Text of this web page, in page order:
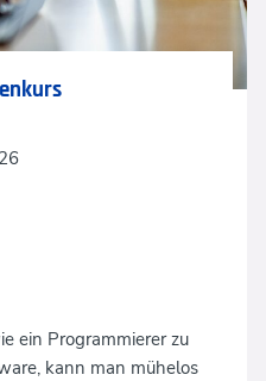
ein Programmierer zu
kann man mühelos